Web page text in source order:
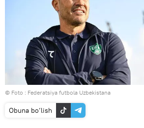
© Foto : Federatsiya futbola Uzbekistana
Obuna bo‘lish